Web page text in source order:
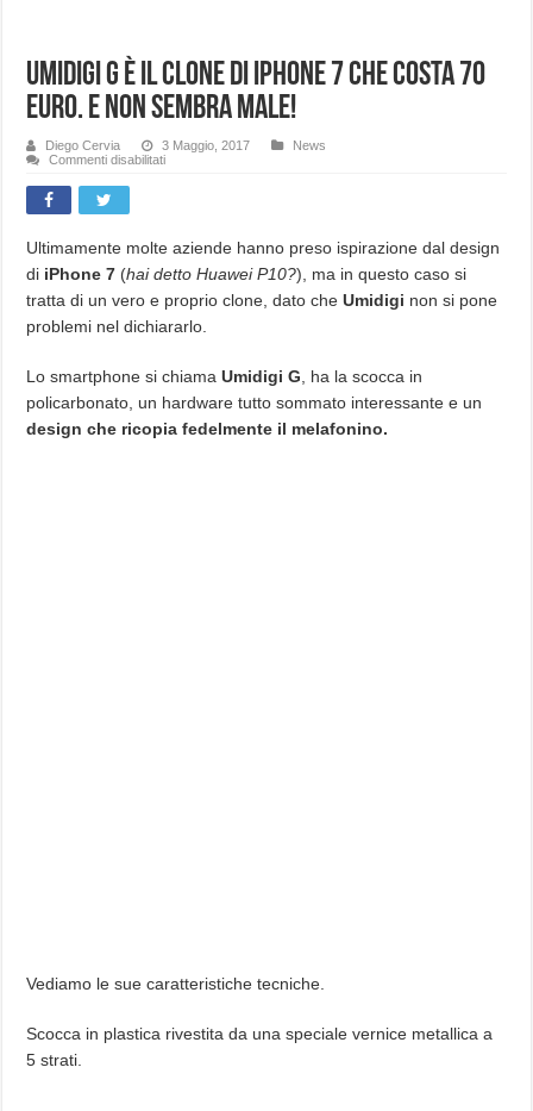
Umidigi G è il clone di iPhone 7 che costa 70
euro. E non sembra male!
Diego Cervia 3 Maggio, 2017
News
Commenti disabilitatisu
di
iPhone
7
costa
euro.
sembra
male!
Ultimamente molte aziende hanno preso ispirazione dal design
di iPhone 7 (hai detto Huawei P10?), ma in questo caso si
tratta di un vero e proprio clone, dato cheUmidigi non si pone
problemi nel dichiararlo.
Lo smartphone si chiamaUmidigi G , ha la scocca in
policarbonato, un hardware tutto sommato interessante e un
design che ricopia fedelmente il melafonino.
Vediamo le sue caratteristiche tecniche.
Scocca in plastica rivestita da una speciale vernice metallica a
5 strati.